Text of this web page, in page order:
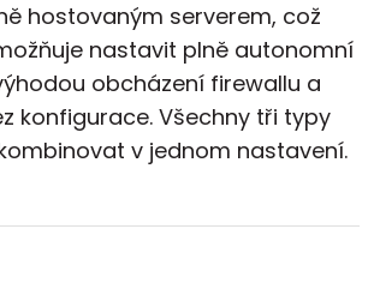
hostovaným serverem, což
nastavit plně autonomní
obcházení firewallu a
konfigurace. Všechny tři typy
v jednom nastavení.
Directory